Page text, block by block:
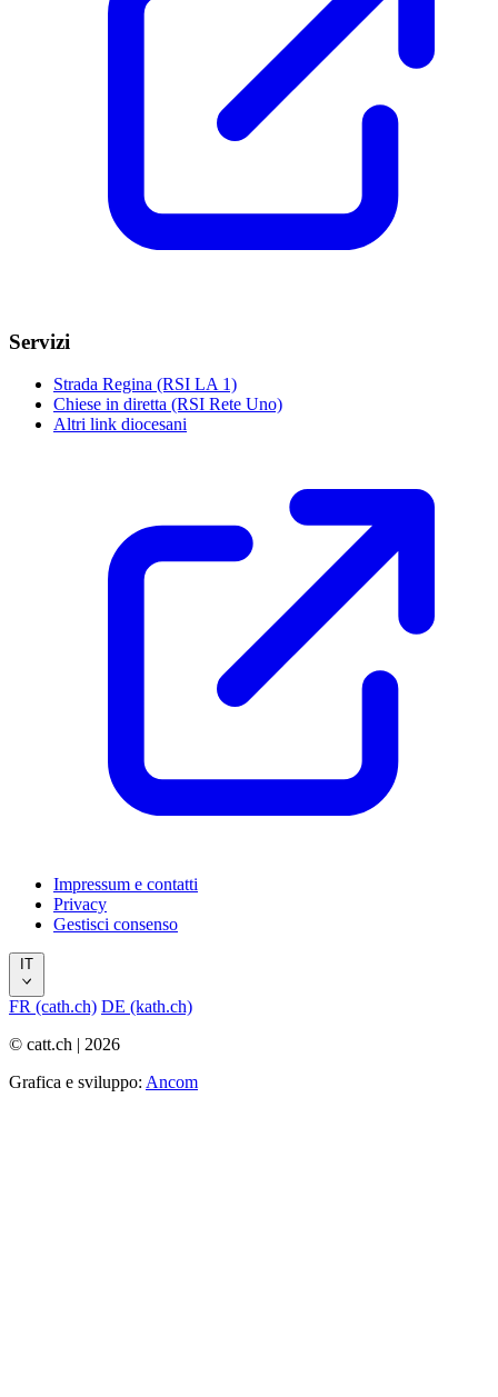
Servizi
Strada Regina (RSI LA 1)
Chiese in diretta (RSI Rete Uno)
Altri link diocesani
Impressum e contatti
Privacy
Gestisci consenso
IT
FR (cath.ch) DE (kath.ch)
© catt.ch | 2026
Grafica e sviluppo: Ancom